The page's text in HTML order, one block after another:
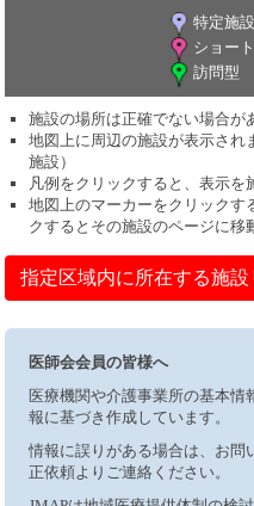
特定施設
ショー
訪問型
施設の場所は正確でない場合が
地図上に周辺の施設が表示され
施設）
凡例をクリックすると、表示を
地図上のマーカーをクリックす
クするとその施設のページに移
指定区域内に所在する施
医師会会員の皆様へ
医療機関や介護事業所の基本情
報に基づき作成しています。
情報に誤りがある場合は、お問
正依頼よりご連絡ください。